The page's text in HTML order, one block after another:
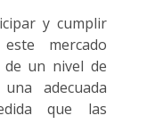
y cumplir
mercado
de un nivel de
adecuada
que las